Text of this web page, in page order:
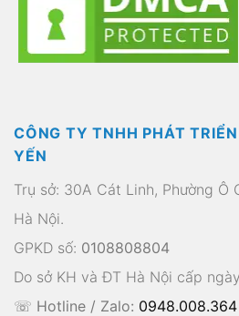
CÔNG TY TNHH PHÁT
YẾN
Trụ sở: 30A Cát Linh, Phường Ô
Hà Nội.
GPKD số: 0108808804
Do sở KH và ĐT Hà Nội cấp
☏ Hotline / Zalo: 0948.008.364